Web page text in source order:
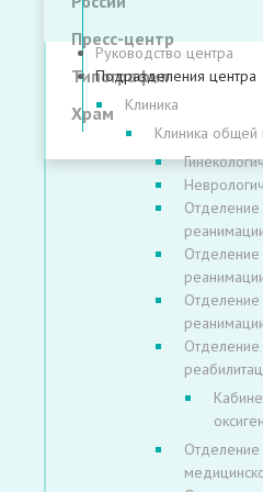
Пресс-центр
Типография
Храм
Руководство центра
Подразделения центра
Клиника
Клиника
Отделение
Отделение
Отделение
Отделение